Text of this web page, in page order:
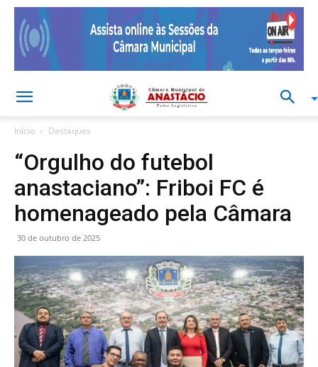
Início Destaques
“Orgulho do futebol
anastaciano”: Friboi FC é
homenageado pela Câmara
30 de outubro de 2025